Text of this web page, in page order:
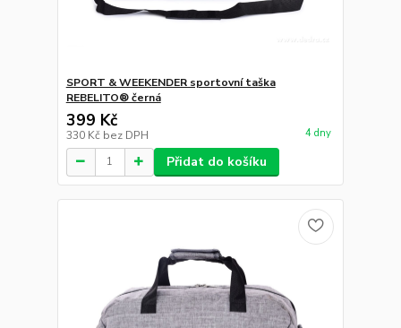
SPORT & WEEKENDER sportovní taška
REBELITO® černá
399 Kč
330 Kč bez DPH 4 dny
Přidat do košíku